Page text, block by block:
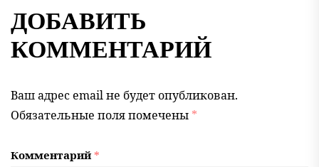
ДОБАВИТЬ
КОММЕНТАРИЙ
Ваш адрес email не будет опубликован.
Обязательные поля помечены *
Комментарий*